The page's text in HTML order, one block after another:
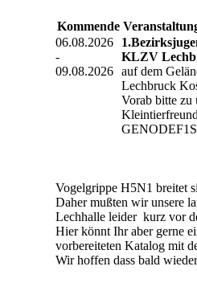
Kommende
06.08.2026
-
09.08.2026
KLZV
auf dem
Lechbruck
Vorab bitte zu
Vogelgrippe H5N1 breitet
Daher mußten wir unsere
Lechhalle leider kurz vor
Hier könnt Ihr aber gerne
vorbereiteten Katalog mit
Wir hoffen dass bald